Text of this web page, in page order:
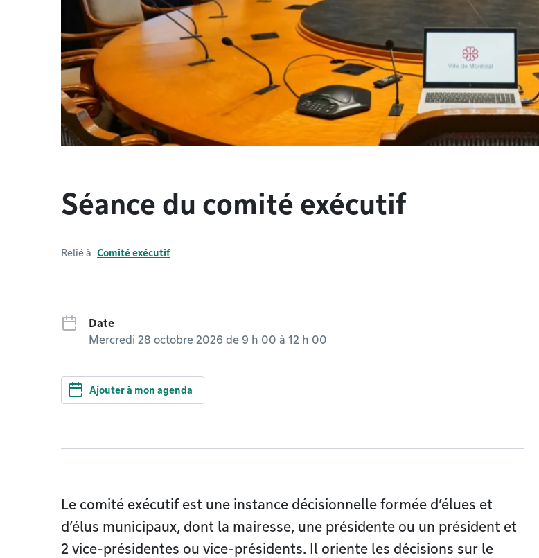
Séance du comité exécutif
Relié à Comité exécutif
Date
Mercredi 28 octobre 2026 de 9 h 00 à 12 h 00
Ajouter à mon agenda
Le comité exécutif est une instance décisionnelle formée d’élues et
d’élus municipaux, dont la mairesse, une présidente ou un président et
2 vice-présidentes ou vice-présidents. Il oriente les décisions sur le